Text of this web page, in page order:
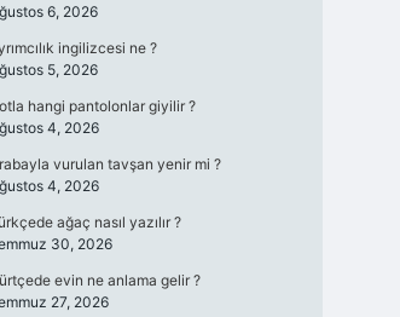
6, 2026
ingilizcesi ne ?
5, 2026
hangi pantolonlar giyilir ?
4, 2026
vurulan tavşan yenir mi ?
4, 2026
ağaç nasıl yazılır ?
30, 2026
evin ne anlama gelir ?
27, 2026